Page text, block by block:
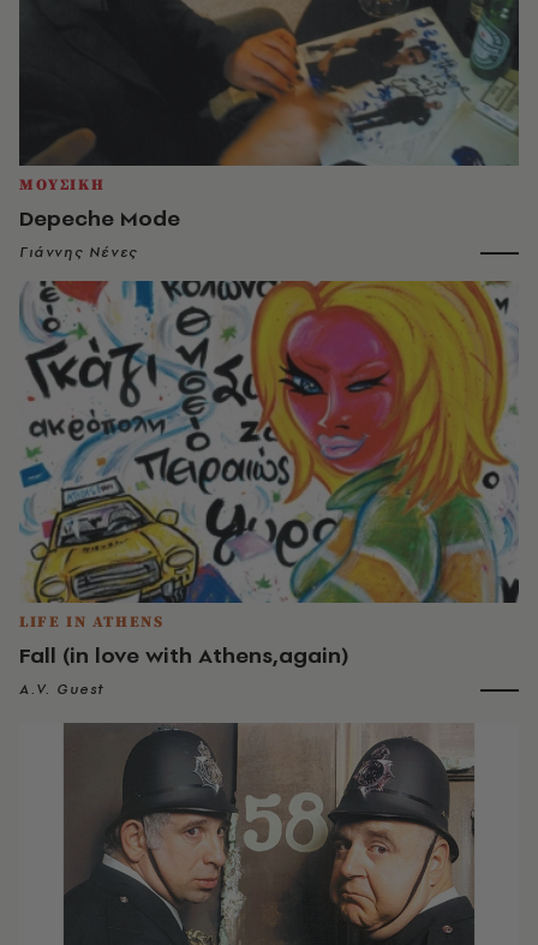
ΜΟΥΣΙΚΗ
Depeche Mode
Γιάννης Νένες
LIFE IN ATHENS
Fall (in love with Athens,again)
A.V. Guest